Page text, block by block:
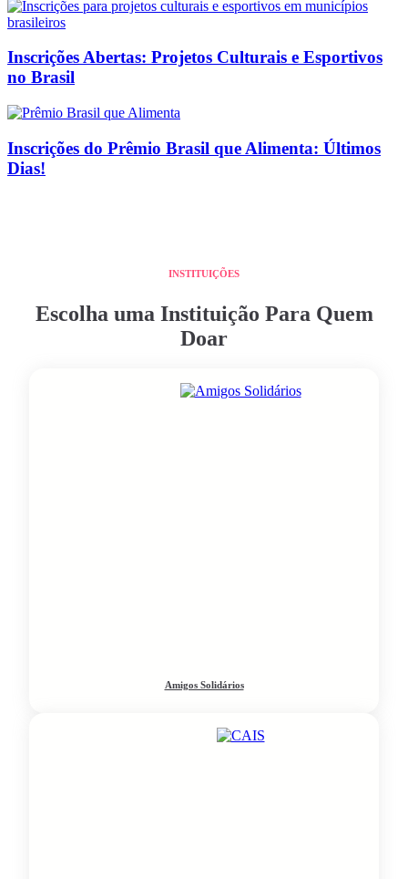
Inscrições Abertas: Projetos Culturais e Esportivos
no Brasil
Inscrições do Prêmio Brasil que Alimenta: Últimos
Dias!
INSTITUIÇÕES
Escolha uma Instituição Para Quem
Doar
Amigos Solidários